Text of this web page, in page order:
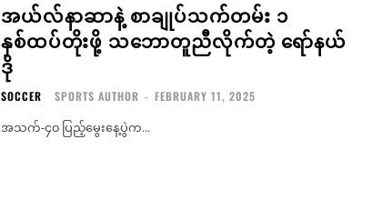
အယ်လ်နာဆာနဲ့ စာချုပ်သက်တမ်း ၁
နှစ်ထပ်တိုးဖို့ သဘောတူညီလိုက်တဲ့ ရော်နယ်
ဒို
SOCCER SPORTS AUTHOR - FEBRUARY 11, 2025
အသက်-၄၀ ပြည့်မွေးနေ့ပွဲက...